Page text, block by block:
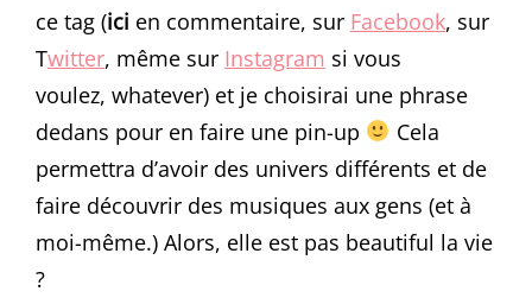
ce tag (ici en commentaire, sur Facebook, sur
Twitter, même sur Instagram si vous
voulez, whatever) et je choisirai une phrase
dedans pour en faire une pin-up
Cela
permettra d’avoir des univers différents et de
faire découvrir des musiques aux gens (et à
moi-même.) Alors, elle est pas beautiful la vie
?